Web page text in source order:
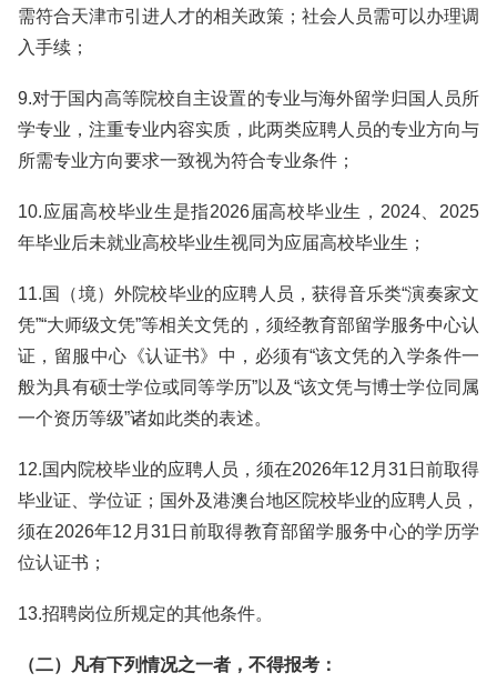
需符合天津市引进人才的相关政策；社会人员需可以办理调
入手续；
9.对于国内高等院校自主设置的专业与海外留学归国人员所
学专业，注重专业内容实质，此两类应聘人员的专业方向与
所需专业方向要求一致视为符合专业条件；
10.应届高校毕业生是指2026届高校毕业生，2024、2025
年毕业后未就业高校毕业生视同为应届高校毕业生；
11.国（境）外院校毕业的应聘人员，获得音乐类“演奏家文
凭”“大师级文凭”等相关文凭的，须经教育部留学服务中心认
证，留服中心《认证书》中，必须有“该文凭的入学条件一
般为具有硕士学位或同等学历”以及“该文凭与博士学位同属
一个资历等级”诸如此类的表述。
12.国内院校毕业的应聘人员，须在2026年12月31日前取得
毕业证、学位证；国外及港澳台地区院校毕业的应聘人员，
须在2026年12月31日前取得教育部留学服务中心的学历学
位认证书；
13.招聘岗位所规定的其他条件。
（二）凡有下列情况之一者，不得报考：